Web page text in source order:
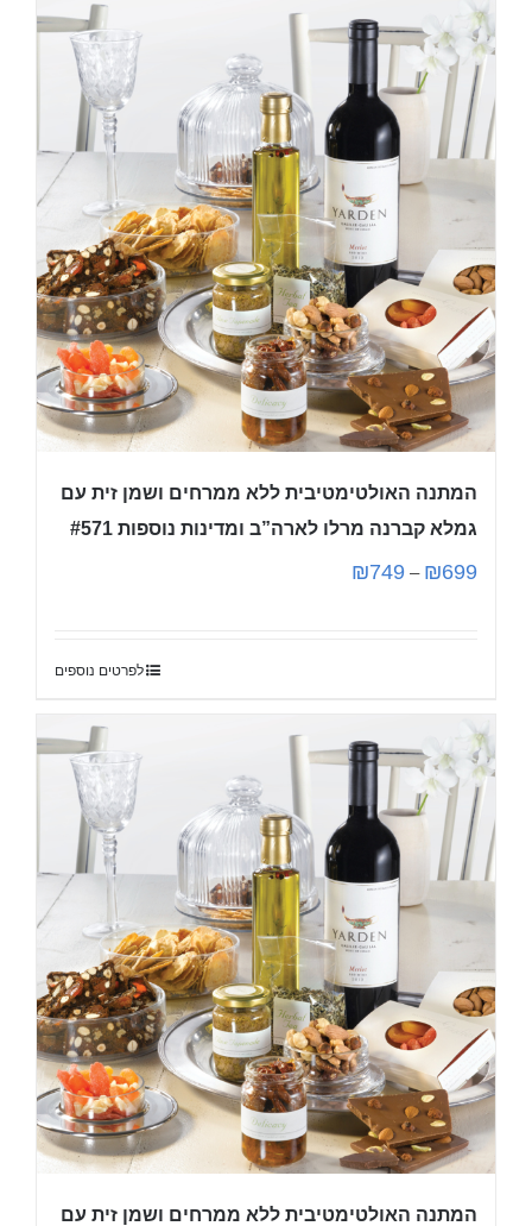
המתנה האולטימטיבית ללא ממרחים ושמן זית עם
גמלא קברנה מרלו לארה”ב ומדינות נוספות #571
₪699
–
₪749
לפרטים נוספים
המתנה האולטימטיבית ללא ממרחים ושמן זית עם